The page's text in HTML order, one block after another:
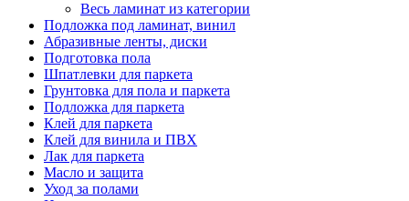
Весь ламинат из категории
Подложка под ламинат, винил
Абразивные ленты, диски
Подготовка пола
Шпатлевки для паркета
Грунтовка для пола и паркета
Подложка для паркета
Клей для паркета
Клей для винила и ПВХ
Лак для паркета
Масло и защита
Уход за полами